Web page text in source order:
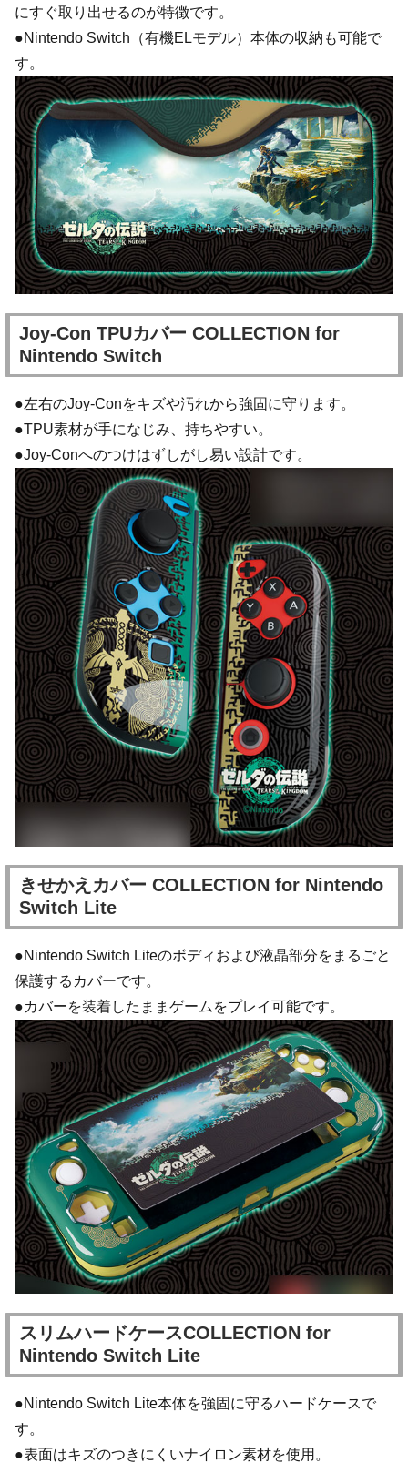
にすぐ取り出せるのが特徴です。
●Nintendo Switch（有機ELモデル）本体の収納も可能で
す。
Joy-Con TPUカバー COLLECTION for
Nintendo Switch
●左右のJoy-Conをキズや汚れから強固に守ります。
●TPU素材が手になじみ、持ちやすい。
●Joy-Conへのつけはずしがし易い設計です。
きせかえカバー COLLECTION for Nintendo
Switch Lite
●Nintendo Switch Liteのボディおよび液晶部分をまるごと
保護するカバーです。
●カバーを装着したままゲームをプレイ可能です。
スリムハードケースCOLLECTION for
Nintendo Switch Lite
●Nintendo Switch Lite本体を強固に守るハードケースで
す。
●表面はキズのつきにくいナイロン素材を使用。